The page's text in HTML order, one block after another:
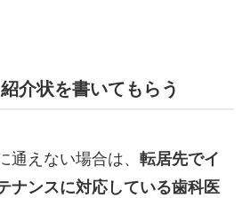
介状を書いてもらう
通えない場合は、 転居先でイ
ナンスに対応している歯科医